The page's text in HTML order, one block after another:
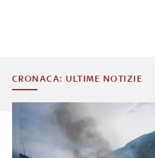
CRONACA: ULTIME NOTIZIE